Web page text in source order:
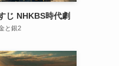
じ NHKBS時代劇
と銀2